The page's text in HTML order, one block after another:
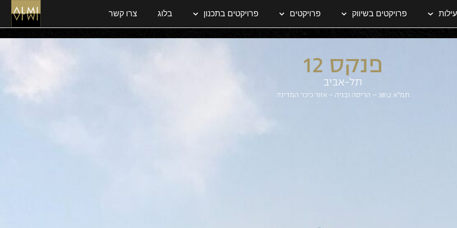
פרויקטים בשיווק פרויקטים פרויקטים בתכנון בלוג צרו קשר
פנקס 12
תל-אביב
תמ"א 2\38 – הריסה ובניה – אזור כיכר המדינה